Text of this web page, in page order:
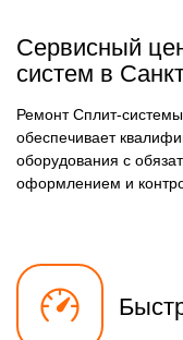
Сервисный
систем в
Ремонт Сплит-
обеспечивает
оборудования с
оформлением и